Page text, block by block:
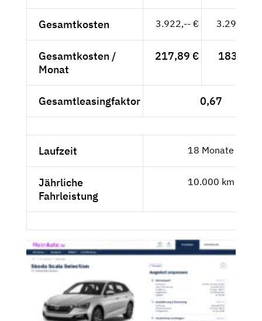
Gesamtkosten 3.922,-- € 3.295,80
Gesamtkosten /
Monat
217,89 € 183,10 €
Gesamtleasingfaktor 0,67
Laufzeit 18 Monate
Jährliche
Fahrleistung
10.000 km